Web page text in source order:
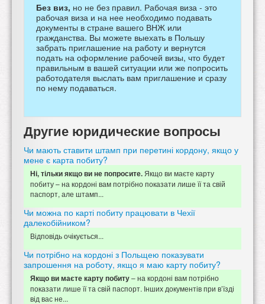
Без виз, но не без правил. Рабочая виза - это
рабочая виза и на нее необходимо подавать
документы в стране вашего ВНЖ или
гражданства. Вы можете выехать в Польшу
забрать приглашение на работу и вернутся
подать на оформление рабочей визы, что будет
правильным в вашей ситуации или же попросить
работодателя выслать вам приглашение и сразу
по нему подаваться.
Другие юридические вопросы
Чи мають ставити штамп при перетині кордону, якщо у
мене є карта побиту?
Ні, тільки якщо ви не попросите. Якщо ви маєте карту
побиту – на кордоні вам потрібно показати лише її та свій
паспорт, але штамп...
Чи можна по карті побиту працювати в Чехії
далекобійником?
Відповідь очікується...
Чи потрібно на кордоні з Польщею показувати
запрошення на роботу, якщо я маю карту побиту?
Якщо ви маєте карту побиту– на кордоні вам потрібно
показати лише її та свій паспорт. Інших документів при в’їзді
від вас не...